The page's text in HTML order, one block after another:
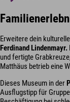
Erweitere dein
Ferdinand Lindenmayr.
und fertigte
Matthäus betrieb eine
Dieses Museum in der
Ausflugstipp für